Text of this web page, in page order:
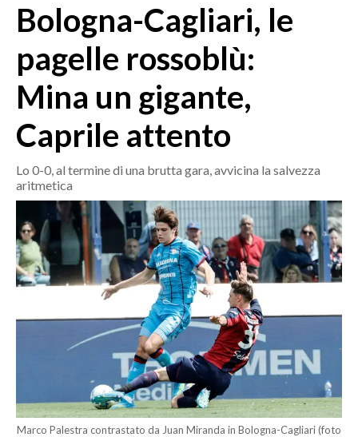
MEDIO CAMPIDANO
ORISTANO E PROVINCIA
SASSARI E PROVINCIA
GALLURA
NUORO E PROVINCIA
OGLIASTRA
AGENDA
CRONACA
ITALIA
MONDO
SERVIZI ALLE IMPRESE
LAVORO
BANDI
Bologna-Cagliari, le
pagelle rossoblù:
Mina un gigante,
Caprile attento
Lo 0-0, al termine di una brutta gara, avvicina la salvezza
aritmetica
Marco Palestra contrastato da Juan Miranda in Bologna-Cagliari (foto